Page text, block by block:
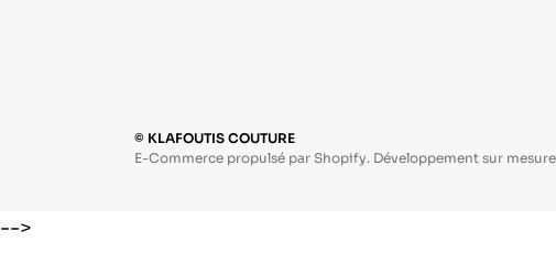
© KLAFOUTIS COUTURE
E-Commerce propulsé par Shopify. Développement sur
-->